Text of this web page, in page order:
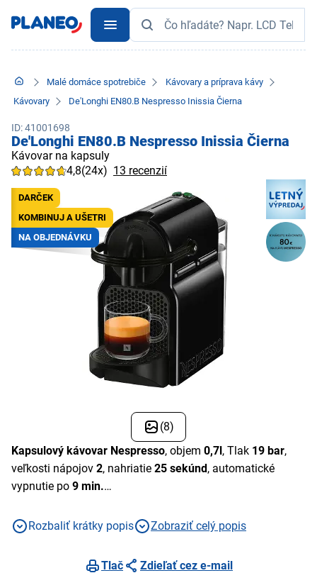
Malé domáce spotrebiče
Kávovary a príprava kávy
Kávovary
De'Longhi EN80.B Nespresso Inissia Čierna
ID: 41001698
De'Longhi EN80.B Nespresso Inissia Čierna
Kávovar na kapsuly
4,8(24x) 13 recenzií
DARČEK
KOMBINUJ A UŠETRI
NA OBJEDNÁVKU
(8)
Kapsulový kávovar Nespresso, objem 0,7l, Tlak 19 bar,
veľkosti nápojov 2, nahriatie 25 sekúnd, automatické
vypnutie po 9 min.
Rozbaliť krátky popis Zobraziť celý popis
Tlač
Zdieľať cez e-mail